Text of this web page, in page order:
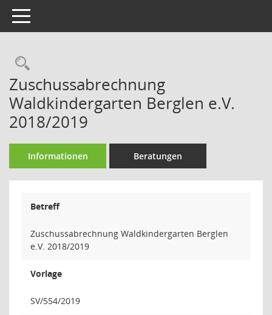
Toggle navigation
Rechercheauswahl
Zuschussabrechnung
Waldkindergarten Berglen e.V.
2018/2019
Informationen Beratungen
Betreff
Zuschussabrechnung Waldkindergarten Berglen
e.V. 2018/2019
Vorlage
SV/554/2019